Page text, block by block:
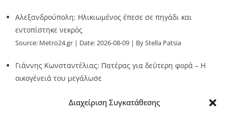
Διαχείριση Συγκατάθεσης
Αλεξανδρούπολη: Ηλικιωμένος έπεσε σε πηγάδι και
εντοπίστηκε νεκρός
Source: Metro24.gr Date: 2026-08-09 By Stella Patsia
Γιάννης Κωνσταντέλιας: Πατέρας για δεύτερη φορά – Η
οικογένειά του μεγάλωσε